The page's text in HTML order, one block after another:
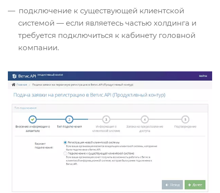
подключение к существующей клиентской
системой — если являетесь частью холдинга и
требуется подключиться к кабинету головной
компании.